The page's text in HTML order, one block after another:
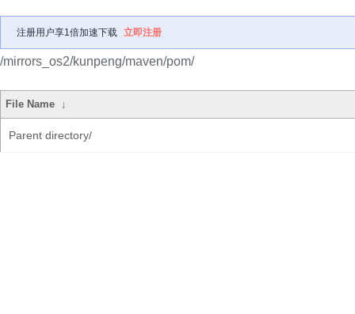
注册用户享1倍加速下载 立即注册
/mirrors_os2/kunpeng/maven/pom/
File Name ↓
Parent directory/